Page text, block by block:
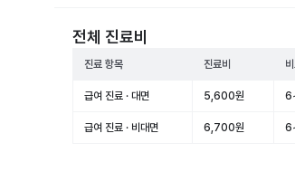
전체 진료비
진료 항목 진료비
급여 진료 · 대면 5,600원
급여 진료 · 비대면 6,700원